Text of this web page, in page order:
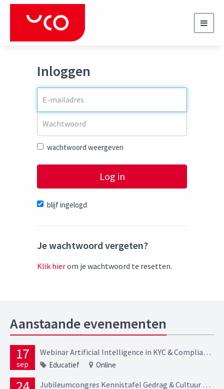
Inloggen
wachtwoord weergeven
Log in
blijf ingelogd
Je wachtwoord vergeten?
Klik hierom je wachtwoord te resetten.
Aanstaande evenementen
17
sep
Webinar Artificial Intelligence in KYC & Compliance Opportunities, risks and regulatory expectations
Educatief Online
Jubileumcongres Kennistafel Gedrag & Cultuur – In verbinding